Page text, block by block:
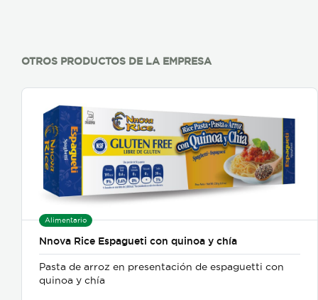
OTROS PRODUCTOS DE LA EMPRESA
Alimentario
Nnova Rice Espagueti con quinoa y chía
Pasta de arroz en presentación de espaguetti con
quinoa y chía